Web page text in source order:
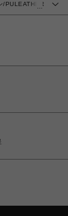
…
/PULEATHER